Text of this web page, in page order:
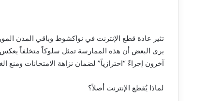
تثير عادة قطع الإنترنت في نواكشوط وباقي المدن
يرى البعض أن هذه الممارسة تمثل سلوكاً متخلفاً
آخرون إجراءً “احترازياً” لضمان نزاهة الامتحانات ومنع
لماذا يُقطع الإنترنت أصلاً؟